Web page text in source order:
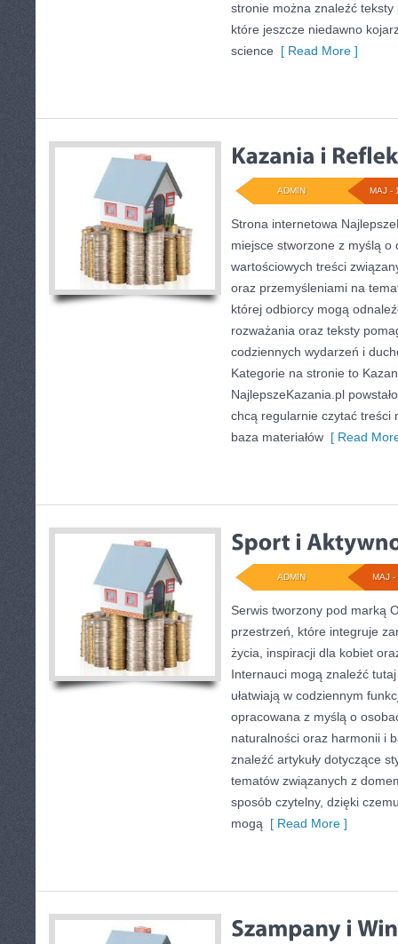
stronie można znaleźć
które jeszcze niedawno
science [ Read More ]
MAJ -
ADMIN
Strona internetowa
miejsce stworzone z myślą o
wartościowych treści
oraz przemyśleniami na
której odbiorcy mogą
rozważania oraz teksty
codziennych wydarzeń i
Kategorie na stronie to
NajlepszeKazania.pl
chcą regularnie czytać treści
baza materiałów [ Read
MAJ -
ADMIN
Serwis tworzony pod marką
przestrzeń, które integruje
życia, inspiracji dla kobiet
Internauci mogą znaleźć
ułatwiają w codziennym
opracowana z myślą o
naturalności oraz harmonii i
znaleźć artykuły dotyczące
tematów związanych z
sposób czytelny, dzięki
mogą [ Read More ]